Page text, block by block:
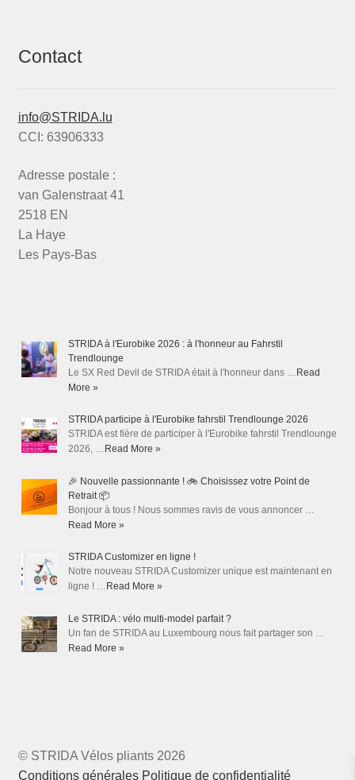
Contact
info@STRIDA.lu
CCI: 63906333
Adresse postale :
van Galenstraat 41
2518 EN
La Haye
Les Pays-Bas
STRIDA à l'Eurobike 2026 : à l'honneur au Fahrstil
Trendlounge
Le SX Red Devil de STRIDA était à l'honneur dans …Read
More »
STRIDA participe à l'Eurobike fahrstil Trendlounge 2026
STRIDA est fière de participer à l'Eurobike fahrstil Trendlounge
2026, …Read More »
🎉 Nouvelle passionnante ! 🚲 Choisissez votre Point de
Retrait 📦
Bonjour à tous ! Nous sommes ravis de vous annoncer …
Read More »
STRIDA Customizer en ligne !
Notre nouveau STRIDA Customizer unique est maintenant en
ligne ! …Read More »
Le STRIDA : vélo multi-model parfait ?
Un fan de STRIDA au Luxembourg nous fait partager son …
Read More »
© STRIDA Vélos pliants 2026
Conditions générales Politique de confidentialité